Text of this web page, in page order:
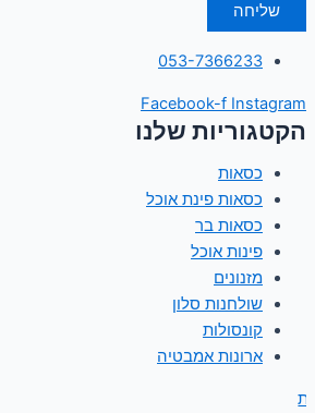
שליחה
053-7366233
Facebook-f Instagram
הקטגוריות שלנו
כסאות
כסאות פינת אוכל
כסאות בר
פינות אוכל
מזנונים
שולחנות סלון
קונסולות
ארונות אמבטיה